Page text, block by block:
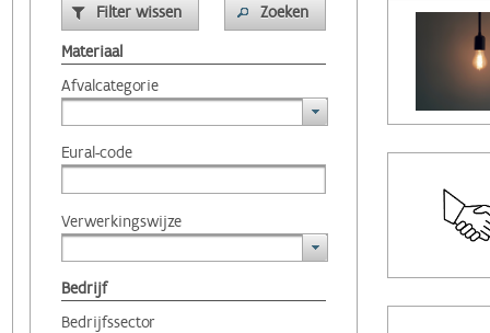
Filter wissen
Zoeken
Materiaal
Afvalcategorie
Eural-code
Verwerkingswijze
Bedrijf
Bedrijfssector